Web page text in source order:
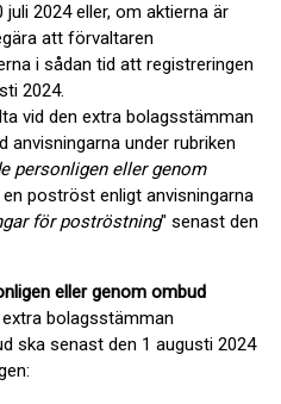
2024 eller, om aktierna är
att förvaltaren
i sådan tid att registreringen
2024.
vid den extra bolagsstämman
anvisningarna under rubriken
personligen eller genom
poströst enligt anvisningarna
för poströstning" senast den
eller genom ombud
bolagsstämman
ska senast den 1 augusti 2024